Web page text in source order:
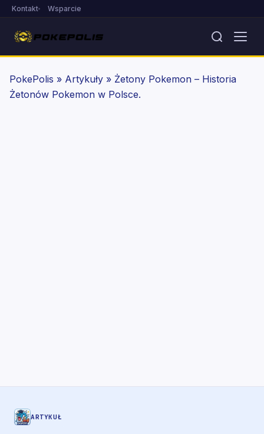
Kontakt Wsparcie
PokePolis » Artykuły » Żetony Pokemon – Historia
Żetonów Pokemon w Polsce.
ARTYKUŁ